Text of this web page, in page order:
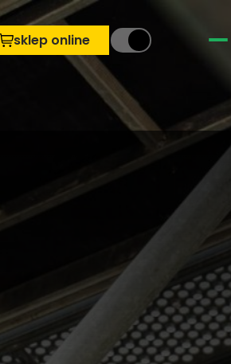
sklep online